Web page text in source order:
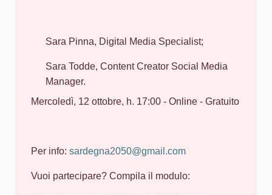
Sara Pinna, Digital Media Specialist;
Sara Todde, Content Creator Social Media
Manager.
Mercoledì, 12 ottobre, h. 17:00 - Online - Gratuito
Per info: sardegna2050@gmail.com
Vuoi partecipare? Compila il modulo: